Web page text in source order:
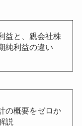
益と、親会社株
純利益の違い
の概要をゼロか
説